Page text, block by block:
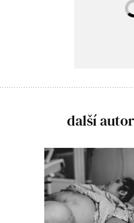
další